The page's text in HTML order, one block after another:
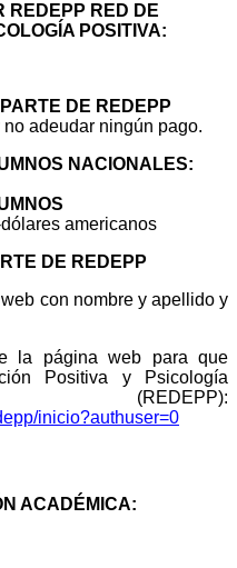
REDEPP RED DE
POSITIVA:
DE REDEPP
adeudar ningún pago.
NACIONALES:
americanos
DE REDEPP
con nombre y apellido y
la página web para que
Positiva y Psicología
inicio?authuser=0
ACADÉMICA: